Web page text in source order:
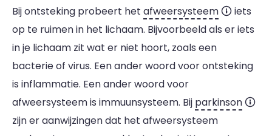
Bij ontsteking probeert het afweersysteem
iets
op te ruimen in het lichaam. Bijvoorbeeld als er iets
in je lichaam zit wat er niet hoort, zoals een
bacterie of virus. Een ander woord voor ontsteking
is inflammatie. Een ander woord voor
afweersysteem is immuunsysteem. Bij parkinson
zijn er aanwijzingen dat het afweersysteem